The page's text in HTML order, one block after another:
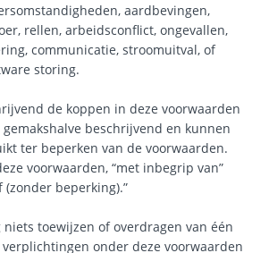
aardbevingen,
rellen, arbeidsconflict, ongevallen,
communicatie, stroomuitval, of
storing.
de koppen in deze voorwaarden
beschrijvend en kunnen
ter beperken van de voorwaarden.
voorwaarden, “met inbegrip van”
(zonder beperking).”
niets toewijzen of overdragen van één
onder deze voorwaarden